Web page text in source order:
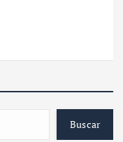
Buscar